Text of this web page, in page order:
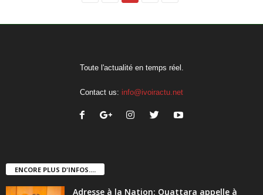
Toute l'actualité en temps réel.
Contact us: info@ivoiractu.net
ENCORE PLUS D'INFOS....
Adresse à la Nation: Ouattara appelle à